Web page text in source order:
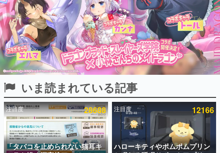
電ファミのいま読まれている記事ランキング
アプリセール情報
インタビュー
連載・特集一覧
殿堂入り記事
SNS拡散数が数千以上！ ページビュー数万以上！ などな
ど。多くの人々に読まれた、電ファミ渾身の“殿堂入り”記
事をまとめました。
ゲームの企画書
名作ゲームクリエイターの方々に製作時のエピソードをお
聞きし、ヒットする企画（ゲーム）とは何か？を探ってい
きます。
いま読まれている記事
注目度 28688
「タバコを止められない猫耳キ
注目度 12166
ハローキティやポムポムプリン